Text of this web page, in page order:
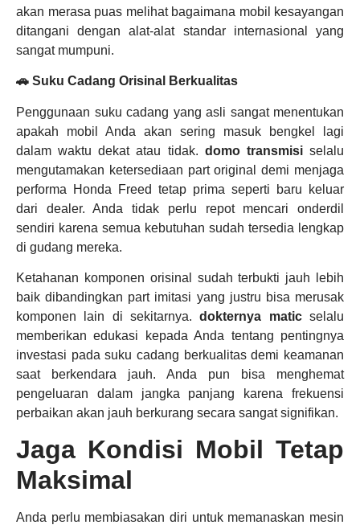
akan merasa puas melihat bagaimana mobil kesayangan
ditangani dengan alat-alat standar internasional yang
sangat mumpuni.
🚗 Suku Cadang Orisinal Berkualitas
Penggunaan suku cadang yang asli sangat menentukan
apakah mobil Anda akan sering masuk bengkel lagi
dalam waktu dekat atau tidak. domo transmisiselalu
mengutamakan ketersediaan part original demi menjaga
performa Honda Freed tetap prima seperti baru keluar
dari dealer. Anda tidak perlu repot mencari onderdil
sendiri karena semua kebutuhan sudah tersedia lengkap
di gudang mereka.
Ketahanan komponen orisinal sudah terbukti jauh lebih
baik dibandingkan part imitasi yang justru bisa merusak
komponen lain di sekitarnya.dokternya maticselalu
memberikan edukasi kepada Anda tentang pentingnya
investasi pada suku cadang berkualitas demi keamanan
saat berkendara jauh. Anda pun bisa menghemat
pengeluaran dalam jangka panjang karena frekuensi
perbaikan akan jauh berkurang secara sangat signifikan.
Jaga Kondisi Mobil Tetap
Maksimal
Anda perlu membiasakan diri untuk memanaskan mesin